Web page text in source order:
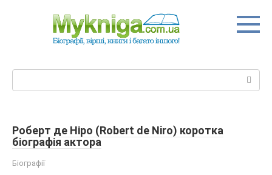
Роберт де Ніро (Robert de Niro) коротка
біографія актора
Біографії